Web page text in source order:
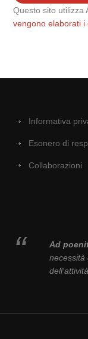
Questo sito
vengono elaborati
Informativa
Esonero di
Collaborazioni
Ad
necessità